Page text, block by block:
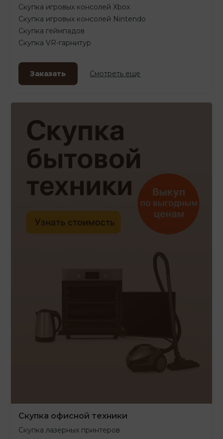
Скупка игровых консолей Xbox
Скупка игровых консолей Nintendo
Скупка геймпадов
Скупка VR-гарнитур
Заказать Смотреть еще
Скупка офисной техники
Скупка лазерных принтеров